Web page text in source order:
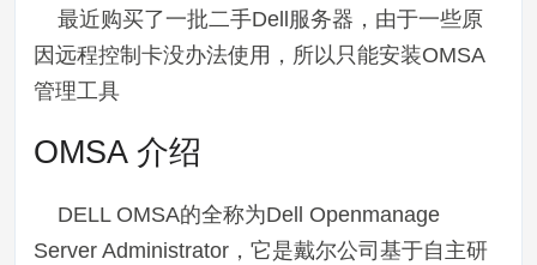
最近购买了一批二手Dell服务器，由于一些原
因远程控制卡没办法使用，所以只能安装OMSA
管理工具
OMSA 介绍
DELL OMSA的全称为Dell Openmanage
Server Administrator，它是戴尔公司基于自主研